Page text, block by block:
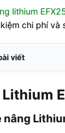
lithium
chi phí
viết
xe nâng
số kỹ thuật
Lithium
nâng